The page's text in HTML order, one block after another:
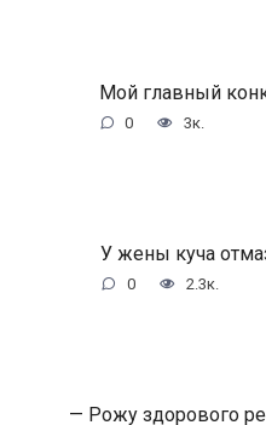
Мой главный
0 3к.
У жены куча
0 2.3к.
— Рожу здорового